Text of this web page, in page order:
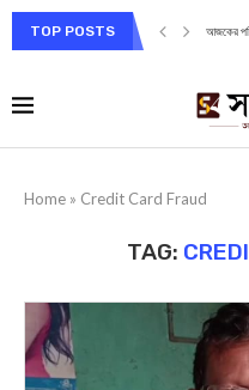
TOP POSTS আজকের
Home » Credit Card Fraud
TAG: